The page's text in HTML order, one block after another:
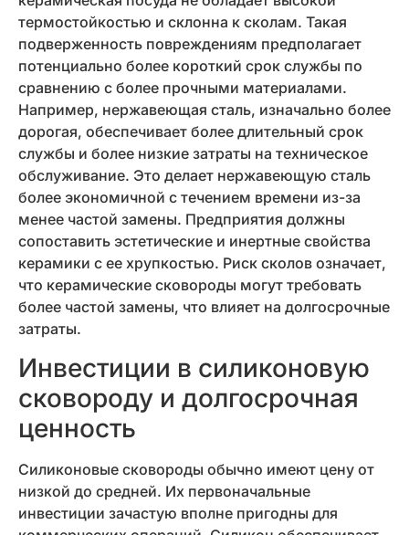
термостойкостью и склонна к сколам. Такая
подверженность повреждениям предполагает
потенциально более короткий срок службы по
сравнению с более прочными материалами.
Например, нержавеющая сталь, изначально более
дорогая, обеспечивает более длительный срок
службы и более низкие затраты на техническое
обслуживание. Это делает нержавеющую сталь
более экономичной с течением времени из-за
менее частой замены. Предприятия должны
сопоставить эстетические и инертные свойства
керамики с ее хрупкостью. Риск сколов означает,
что керамические сковороды могут требовать
более частой замены, что влияет на долгосрочные
затраты.
Инвестиции в силиконовую
сковороду и долгосрочная
ценность
Силиконовые сковороды обычно имеют цену от
низкой до средней. Их первоначальные
инвестиции зачастую вполне пригодны для